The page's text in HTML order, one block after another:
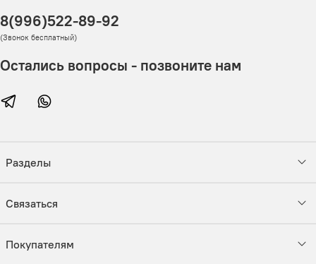
Разделы
Связаться
Покупателям
8(996)522-89-92
(Звонок бесплатный)
Остались вопросы - позвоните нам